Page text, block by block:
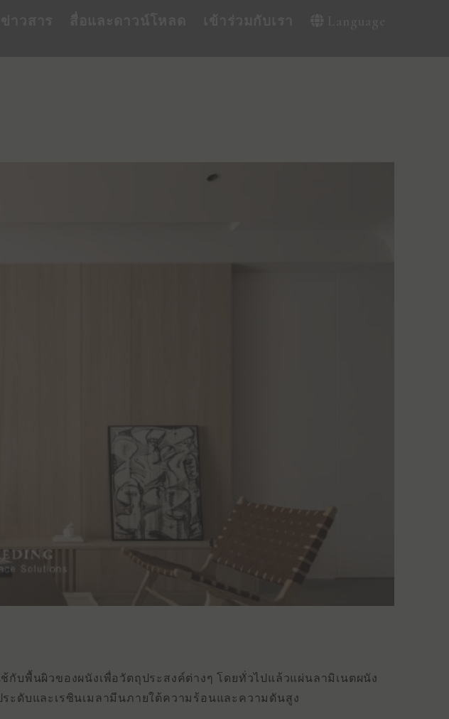
กับพื้นผิวของผนังเพื่อวัตถุประสงค์ต่างๆโดยทั่วไปแล้วแผ่นลามิเนตผนัง
ะดับและเรซินเมลามีนภายใต้ความร้อนและความดันสูง